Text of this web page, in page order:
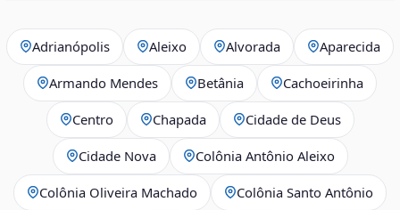
Adrianópolis Aleixo Alvorada Aparecida
Armando Mendes Betânia Cachoeirinha
Centro Chapada Cidade de Deus
Cidade Nova Colônia Antônio Aleixo
Colônia Oliveira Machado Colônia Santo Antônio